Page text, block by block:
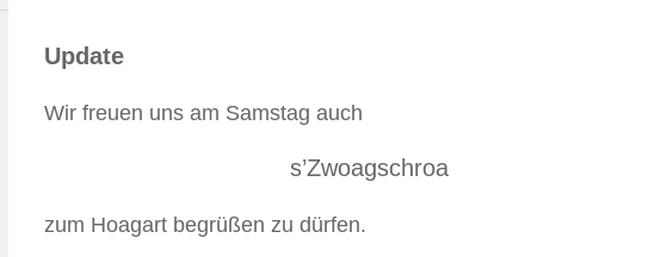
Update
Wir freuen uns am Samstag auch
s’Zwoagschroa
zum Hoagart begrüßen zu dürfen.